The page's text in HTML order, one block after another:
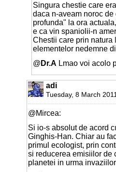
Singura chestie care
daca n-aveam noroc
profunda" la ora
e ca vin spaniolii-n
Chestii care prin natura
elementelor nedemne
@ Dr.A Lmao voi acolo
adi
Tuesday, 8 March 2011
@Mircea:
Si io-s absolut de acord
Ginghis-Han. Chiar au
primul ecologist, prin
si reducerea emisiilor de
planetei in urma